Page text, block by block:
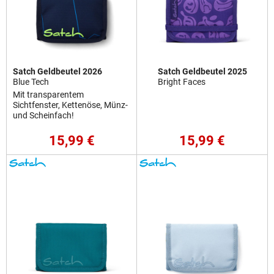
Satch Geldbeutel 2026
Blue Tech
Mit transparentem
Sichtfenster, Kettenöse, Münz-
und Scheinfach!
15,99 €
Satch Geldbeutel 2025
Bright Faces
15,99 €